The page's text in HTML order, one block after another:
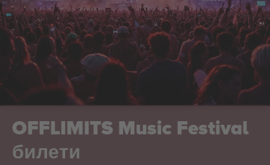
OFFLIMITS Music Festival
билети